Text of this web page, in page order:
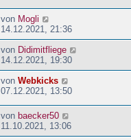
von Mogli
14.12.2021, 21:36
von Didimitfliege
14.12.2021, 19:30
von Webkicks
07.12.2021, 13:50
von baecker50
11.10.2021, 13:06